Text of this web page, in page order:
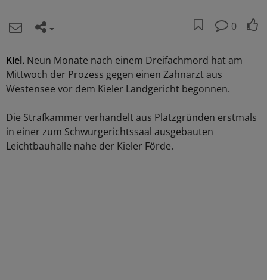
0
Kiel. Neun Monate nach einem Dreifachmord hat am
Mittwoch der Prozess gegen einen Zahnarzt aus
Westensee vor dem Kieler Landgericht begonnen.
Die Strafkammer verhandelt aus Platzgründen erstmals
in einer zum Schwurgerichtssaal ausgebauten
Leichtbauhalle nahe der Kieler Förde.